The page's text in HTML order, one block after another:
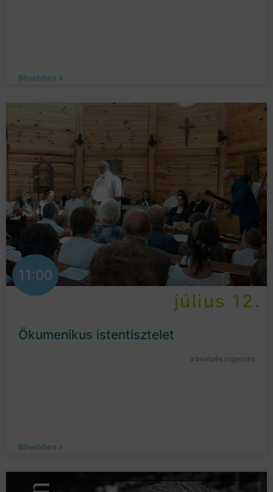
Bővebben »
11:00
július 12.
Ökumenikus istentisztelet
a belépés ingyenes
Bővebben »